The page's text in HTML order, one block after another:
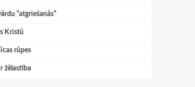
“atgriešanās”
Kristū
rūpes
žēlastība